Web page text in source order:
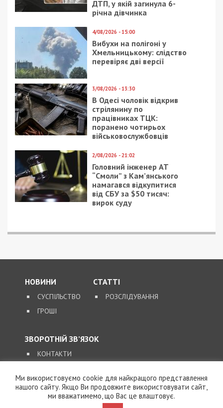
ДТП, у якій загинула 6-
річна дівчинка
4/08/2026 - 15:00
Вибухи на полігоні у
Хмельницькому: слідство
перевіряє дві версії
3/08/2026 - 13:30
В Одесі чоловік відкрив
стрілянину по
працівниках ТЦК:
поранено чотирьох
військовослужбовців
2/08/2026 - 21:02
Головний інженер АТ
“Смоли” з Кам’янського
намагався відкупитися
від СБУ за $50 тисяч:
вирок суду
НОВИНИ
СУСПІЛЬСТВО
ГРОШІ
СТАТТІ
РОЗСЛІДУВАННЯ
ЗВОРОТНІЙ ЗВ’ЯЗОК
КОНТАКТИ
SUPPORT@49000.COM.UA
Ми використовуємо cookie для найкращого представлення
нашого сайту. Якщо Ви продовжите використовувати сайт,
ми вважатимемо, що Вас це влаштовує.